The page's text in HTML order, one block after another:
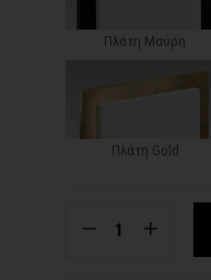
Πλάτη Μαύρη
Πλάτη Gold